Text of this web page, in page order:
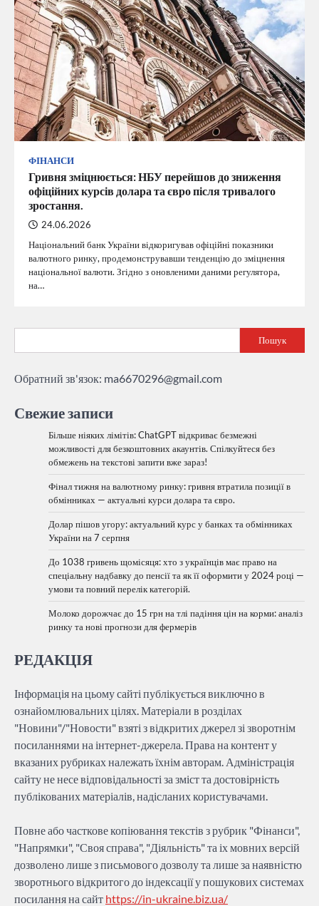
ФІНАНСИ
Гривня зміцнюється: НБУ перейшов до зниження
офіційних курсів долара та євро після тривалого
зростання.
24.06.2026
Національний банк України відкоригував офіційні показники
валютного ринку, продемонструвавши тенденцію до зміцнення
національної валюти. Згідно з оновленими даними регулятора,
на…
Пошук
Обратний зв'язок: ma6670296@gmail.com
Свежие записи
Більше ніяких лімітів: ChatGPT відкриває безмежні
можливості для безкоштовних акаунтів. Спілкуйтеся без
обмежень на текстові запити вже зараз!
Фінал тижня на валютному ринку: гривня втратила позиції в
обмінниках — актуальні курси долара та євро.
Долар пішов угору: актуальний курс у банках та обмінниках
України на 7 серпня
До 1038 гривень щомісяця: хто з українців має право на
спеціальну надбавку до пенсії та як її оформити у 2024 році —
умови та повний перелік категорій.
Молоко дорожчає до 15 грн на тлі падіння цін на корми: аналіз
ринку та нові прогнози для фермерів
РЕДАКЦІЯ
Інформація на цьому сайті публікується виключно в
ознайомлювальних цілях. Матеріали в розділах
"Новини"/"Новости" взяті з відкритих джерел зі зворотнім
посиланнями на інтернет-джерела. Права на контент у
вказаних рубриках належать їхнім авторам. Адміністрація
сайту не несе відповідальності за зміст та достовірність
публікованих матеріалів, надісланих користувачами.
Повне або часткове копіювання текстів з рубрик "Фінанси",
"Напрямки", "Своя справа", "Діяльність" та іх мовних версій
дозволено лише з письмового дозволу та лише за наявністю
зворотнього відкритого до індексації у пошукових системах
посилання на сайт https://in-ukraine.biz.ua/